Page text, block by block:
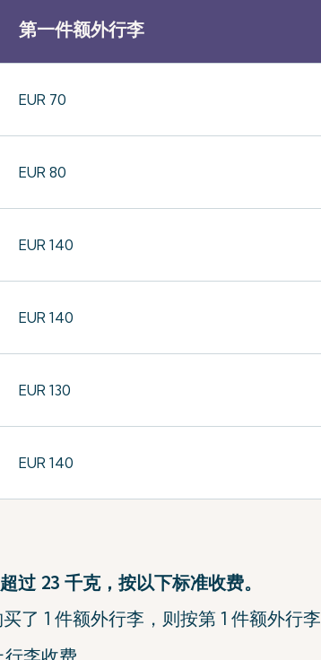
第一件额外行李
EUR 70
EUR 80
EUR 140
EUR 140
EUR 130
EUR 140
过 23 千克，按以下标准收费。
了 1 件额外行李，则按第 1 件额外行李